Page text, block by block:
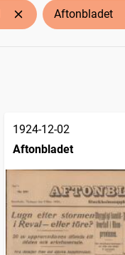
Aftonbladet
1924-12-02
Aftonbladet